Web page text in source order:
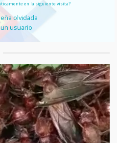
en la siguiente visita?
olvidada
usuario